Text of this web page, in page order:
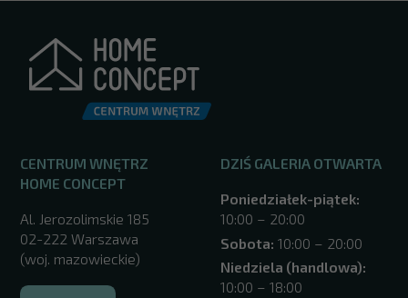
CENTRUM WNĘTRZ
HOME CONCEPT
Al. Jerozolimskie 185
02-222 Warszawa
(woj. mazowieckie)
DZIŚ GALERIA OTWARTA
Poniedziałek-piątek:
10:00 – 20:00
Sobota: 10:00 – 20:00
Niedziela (handlowa):
10:00 – 18:00